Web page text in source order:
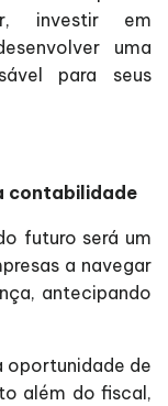
investir em
uma
para seus
contabilidade
futuro será um
a navegar
antecipando
oportunidade de
além do fiscal,